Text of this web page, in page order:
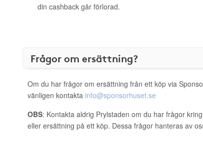
din cashback går förlorad.
Frågor om ersättning?
Om du har frågor om ersättning från ett köp via
vänligen kontakta info@sponsorhuset.se
OBS: Kontakta aldrig Prylstaden om du har frågor
eller ersättning på ett köp. Dessa frågor hanteras av